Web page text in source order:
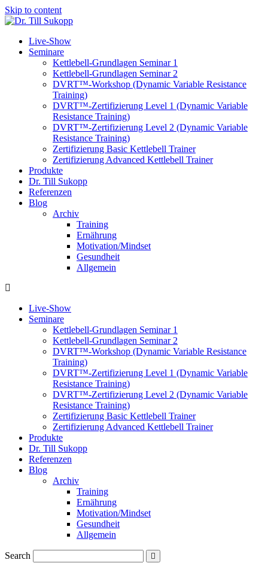
Skip to content
Live-Show
Seminare
Kettlebell-Grundlagen Seminar 1
Kettlebell-Grundlagen Seminar 2
DVRT™-Workshop (Dynamic Variable Resistance
Training)
DVRT™-Zertifizierung Level 1 (Dynamic Variable
Resistance Training)
DVRT™-Zertifizierung Level 2 (Dynamic Variable
Resistance Training)
Zertifizierung Basic Kettlebell Trainer
Zertifizierung Advanced Kettlebell Trainer
Produkte
Dr. Till Sukopp
Referenzen
Blog
Archiv
Training
Ernährung
Motivation/Mindset
Gesundheit
Allgemein
Live-Show
Seminare
Kettlebell-Grundlagen Seminar 1
Kettlebell-Grundlagen Seminar 2
DVRT™-Workshop (Dynamic Variable Resistance
Training)
DVRT™-Zertifizierung Level 1 (Dynamic Variable
Resistance Training)
DVRT™-Zertifizierung Level 2 (Dynamic Variable
Resistance Training)
Zertifizierung Basic Kettlebell Trainer
Zertifizierung Advanced Kettlebell Trainer
Produkte
Dr. Till Sukopp
Referenzen
Blog
Archiv
Training
Ernährung
Motivation/Mindset
Gesundheit
Allgemein
Search